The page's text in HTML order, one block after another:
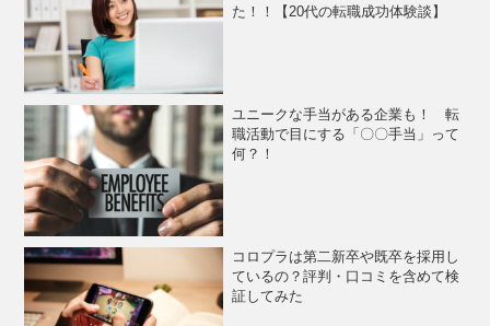
た！！【20代の転職成功体験談】
ユニークな手当がある企業も！ 転
職活動で目にする「〇〇手当」って
何？！
コロプラは第二新卒や既卒を採用し
ているの？評判・口コミを含めて検
証してみた